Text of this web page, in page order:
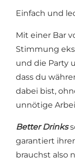
Einfach und
Mit einer Bar
Stimmung
und die Party
dass du
dabei bist,
unnötige
Better Drinks
garantiert
brauchst also